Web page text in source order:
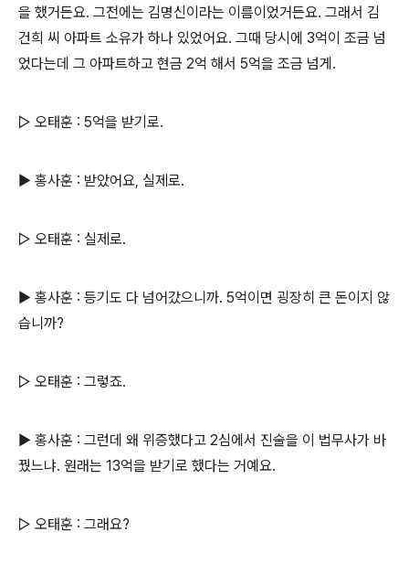
을 했거든요. 그전에는 김명신이라는 이름이었거든요. 그래서 김
건희 씨 아파트 소유가 하나 있었어요. 그때 당시에 3억이 조금 넘
었다는데 그 아파트하고 현금 2억 해서 5억을 조금 넘게.
▷ 오태훈 : 5억을 받기로.
▶ 홍사훈 : 받았어요, 실제로.
▷ 오태훈 : 실제로.
▶ 홍사훈 : 등기도 다 넘어갔으니까. 5억이면 굉장히 큰 돈이지 않
습니까?
▷ 오태훈 : 그렇죠.
▶ 홍사훈 : 그런데 왜 위증했다고 2심에서 진술을 이 법무사가 바
꿨느냐. 원래는 13억을 받기로 했다는 거예요.
▷ 오태훈 : 그래요?